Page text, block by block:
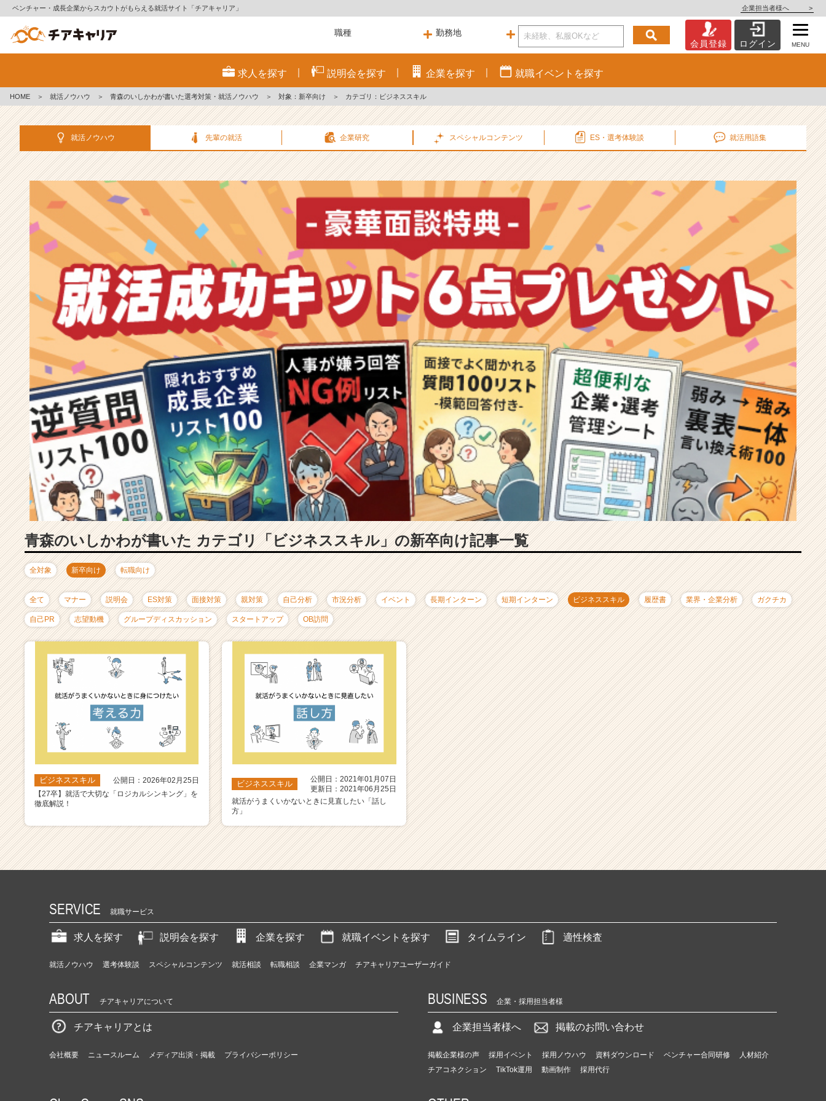
ベンチャー・成長企業からスカウトがもらえる就活サイト「チアキャリア」 企業担当者様へ >
策・
就
ノ
ハ
記
事
|
ベ
ン
チ
ー・
成
長
企
業
か
ら
カ
ウ
ト
が
届
く
就
サ
イ
ト
チ
キ
ャ
リ
ア
（C
h
e
e
r
C
a
e
e
r）
会員登録 ログイン MENU
求人を探す 説明会を探す 企業を探す 就職イベント を探す
HOME ＞ 就活ノウハウ ＞ 青森のいしかわが書いた選考対策・就活ノウハウ ＞ 対象：新卒向け ＞ カテゴリ：ビジネススキル
就活ノウハウ 先輩の就活 企業研究 スペシャルコンテンツ ES・選考体験談 就活用語集
青森のいしかわが書いた カテゴリ「ビジネススキル」の新卒向け記事一覧
全対象 新卒向け 転職向け
全て マナー 説明会 ES対策 面接対策 親対策 自己分析 市況分析 イベント 長期インターン 短期インターン ビジネススキル 履歴書 業界・企業分析 ガクチカ
自己PR 志望動機 グループディスカッション スタートアップ OB訪問
ビジネススキル
公開日：2026年02月25日
【27卒】就活で大切な「ロジカルシンキング」を
徹底解説！
ビジネススキル
公開日：2021年01月07日
更新日：2021年06月25日
就活がうまくいかないときに見直したい「話し
方」
SERVICE 就職サービス
求人を探す 説明会を探す 企業を探す 就職イベントを探す タイムライン 適性検査
就活ノウハウ 選考体験談 スペシャルコンテンツ 就活相談 転職相談 企業マンガ チアキャリアユーザーガイド
ABOUT チアキャリアについて
チアキャリアとは
会社概要 ニュースルーム メディア出演・掲載 プライバシーポリシー
BUSINESS 企業・採用担当者様
企業担当者様へ 掲載のお問い合わせ
掲載企業様の声 採用イベント 採用ノウハウ 資料ダウンロード ベンチャー合同研修
人材紹介
チアコネクション
TikTok運用 動画制作 採用代行